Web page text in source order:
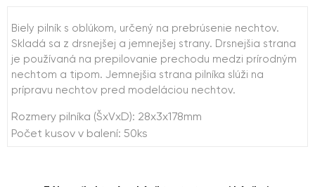
Biely pilník s oblúkom, určený na prebrúsenie nechtov.
Skladá sa z drsnejšej a jemnejšej strany. Drsnejšia strana
je používaná na prepilovanie prechodu medzi prírodným
nechtom a tipom. Jemnejšia strana pilníka slúži na
prípravu nechtov pred modeláciou nechtov.
Rozmery pilníka (ŠxVxD): 28x3x178mm
Počet kusov v balení: 50ks